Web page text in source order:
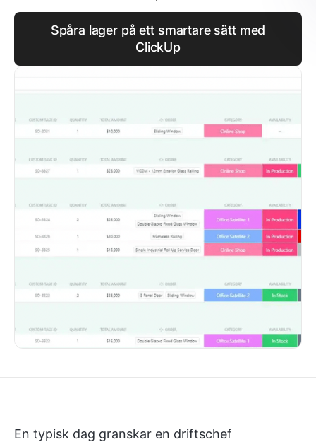
Spåra lager på ett smartare sätt med
ClickUp
En typisk dag granskar en driftschef